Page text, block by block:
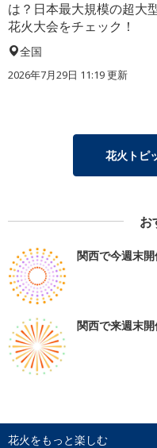
は？日本最大規模の超大
花火大会をチェック！
全国
2026年7月29日 11:19 更新
花火トピ
お
関西で今週末
関西で来週末
花火をもっと楽しむ